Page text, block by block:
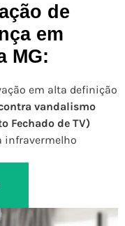
de
em
MG:
em alta definição
vandalismo
Fechado de TV)
infravermelho